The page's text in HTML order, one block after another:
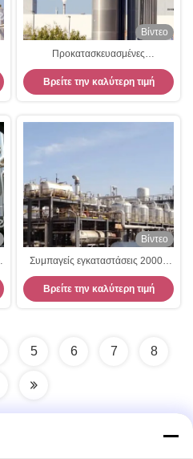
Βίντεο
Προκατασκευασμένες
εγκαταστάσεις υδρογόνου 99,6%
από τη μεθανόλη
Βρείτε την καλύτερη τιμή
Βίντεο
Συμπαγείς εγκαταστάσεις 20000
Nm3/H υδρογόνου μεθανόλης
3.3MpaG
Βρείτε την καλύτερη τιμή
5 6 7 8